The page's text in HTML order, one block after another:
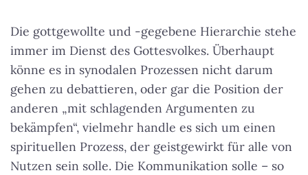
Die gottgewollte und -gegebene Hierarchie stehe
immer im Dienst des Gottesvolkes. Überhaupt
könne es in synodalen Prozessen nicht darum
gehen zu debattieren, oder gar die Position der
anderen „mit schlagenden Argumenten zu
bekämpfen“, vielmehr handle es sich um einen
spirituellen Prozess, der geistgewirkt für alle von
Nutzen sein solle. Die Kommunikation solle – so